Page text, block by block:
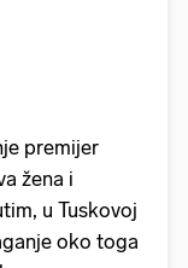
premijer
žena i
u Tuskovoj
oko toga